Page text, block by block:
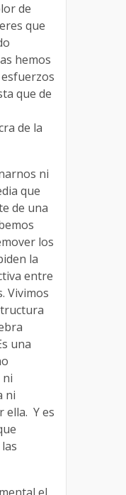
de
que
hemos
que de
de la
ni
que
de una
los
la
entre
Vivimos
una
ni
ni
ella. Y es